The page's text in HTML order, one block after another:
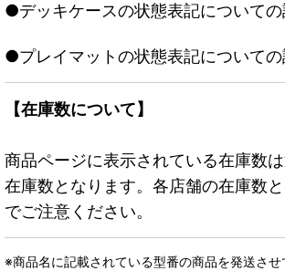
●デッキケースの状態表記についての
●プレイマットの状態表記についての
【在庫数について】
商品ページに表示されている在庫数
在庫数となります。各店舗の在庫数
でご注意ください。
※商品名に記載されている型番の商品を発送させ